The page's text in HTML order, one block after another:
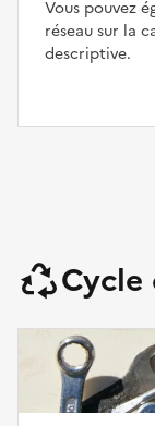
Vous pouvez
réseau sur la
descriptive.
Cycle